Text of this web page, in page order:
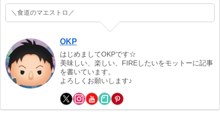
＼食道のマエストロ／
OKP
はじめましてOKPです☆
美味しい、楽しい、FIREしたいをモットーに記事
を書いています。
よろしくお願いします♪